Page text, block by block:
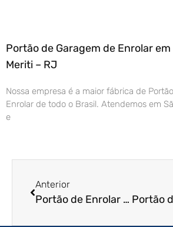
Portão de Garagem de Enrolar
Meriti – RJ
Nossa empresa é a maior fábrica de
Enrolar de todo o Brasil. Atendemos em
e
Anterior
Portão de Enrolar em Maceió – AL